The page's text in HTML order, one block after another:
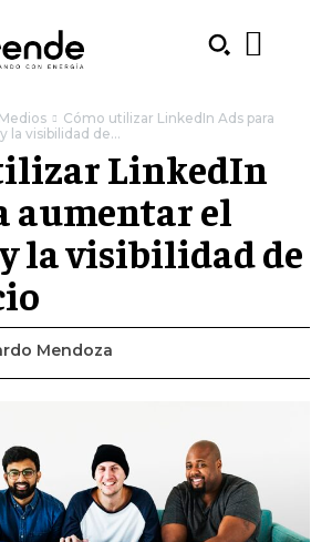
Case
list of the most noteworthy news from all
Cómo utilizar LinkedIn Ads para
la visibilidad de...
LinkedIn
aumentar el
la visibilidad de
Mendoza